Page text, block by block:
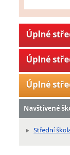
Úplné
Úplné
Úplné
Navštívené
Střední